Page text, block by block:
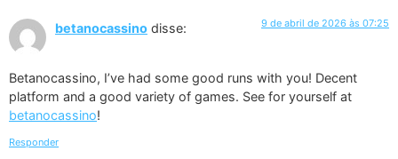
betanocassino disse: 9 de abril de 2026 às 07:25
Betanocassino, I’ve had some good runs with you! Decent
platform and a good variety of games. See for yourself at
betanocassino!
Responder